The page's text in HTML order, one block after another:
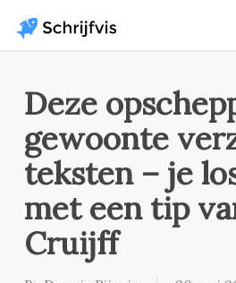
main
Deze
gewoonte
teksten – je
met een tip
Cruijff